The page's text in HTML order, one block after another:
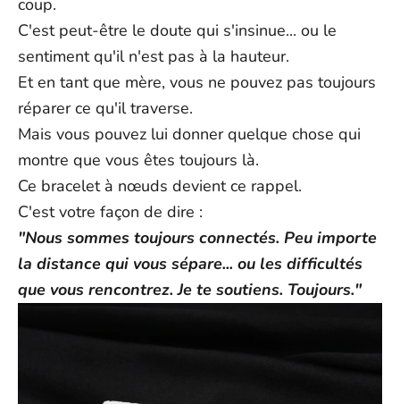
Remarque :les délais de livraison sont approximatifs et
s'entendent à compter de l'expédition ; ils peuvent varier en
fonction de facteurs externes. Les dates de livraison exactes ne
peuvent être garanties.
N'hésitez pas à nous contacter à l'adresse support@ziella.co si
vous avez d'autres questions ; notre équipe se fera un plaisir de
vous répondre dans les plus brefs délais !
coup.
C'est peut-être le doute qui s'insinue... ou le
sentiment qu'il n'est pas à la hauteur.
Et en tant que mère, vous ne pouvez pas toujours
réparer ce qu'il traverse.
Mais vous pouvez lui donner quelque chose qui
montre que vous êtes toujours là.
Ce bracelet à nœuds devient ce rappel.
C'est votre façon de dire :
"Nous sommes toujours connectés. Peu importe
la distance qui vous sépare... ou les difficultés
que vous rencontrez. Je te soutiens. Toujours."